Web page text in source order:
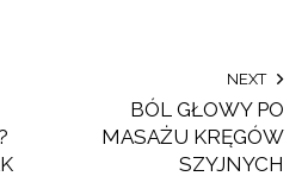
NEXT
BÓL GŁOWY PO
MASAŻU KRĘGÓW
SZYJNYCH